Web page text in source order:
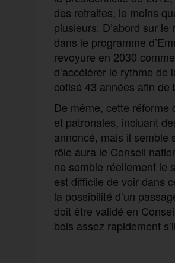
des retraites, le moins
plusieurs. D’abord sur
dans le programme
revoyure en 2030
d’accélérer le rythme
cotisé 43 années afin de
De même, cette
et patronales, incluant
annoncé, mais il semble
rôle aura le Conseil
ne semble réellement le
est difficile de voir dans
la possibilité d’un
doit être validé en
bois assez rapidement